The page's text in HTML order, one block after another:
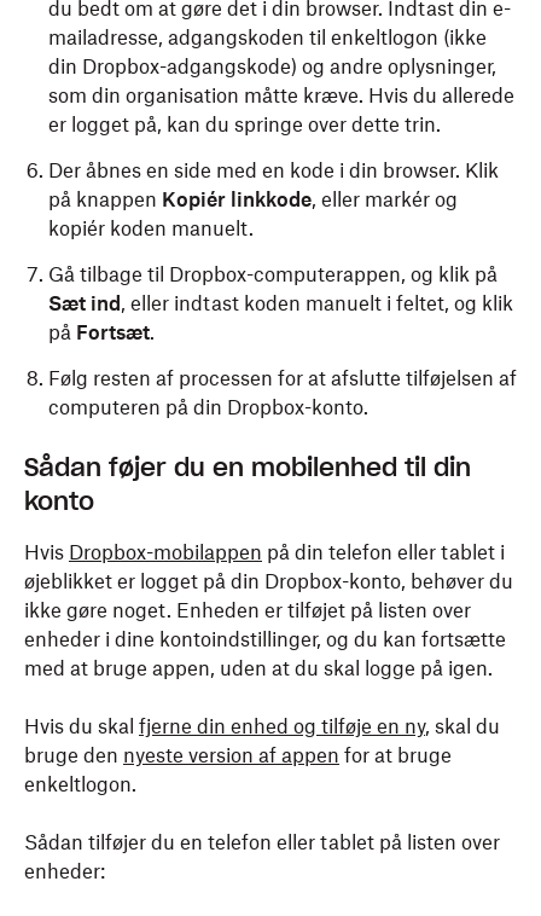
du bedt om at gøre det i din browser. Indtast din e-
mailadresse, adgangskoden til enkeltlogon (ikke
din Dropbox-adgangskode) og andre oplysninger,
som din organisation måtte kræve. Hvis du allerede
er logget på, kan du springe over dette trin.
Der åbnes en side med en kode i din browser. Klik
på knappen Kopiér linkkode, eller markér og
kopiér koden manuelt.
Gå tilbage til Dropbox-computerappen, og klik på
Sæt ind , eller indtast koden manuelt i feltet, og klik
på Fortsæt.
Følg resten af processen for at afslutte tilføjelsen af
computeren på din Dropbox-konto.
Sådan føjer du en mobilenhed til din
konto
Hvis Dropbox-mobilappen på din telefon eller tablet i
øjeblikket er logget på din Dropbox-konto, behøver du
ikke gøre noget. Enheden er tilføjet på listen over
enheder i dine kontoindstillinger, og du kan fortsætte
med at bruge appen, uden at du skal logge på igen.
Hvis du skal fjerne din enhed og tilføje en ny, skal du
bruge den nyeste version af appen for at bruge
enkeltlogon.
Sådan tilføjer du en telefon eller tablet på listen over
enheder: